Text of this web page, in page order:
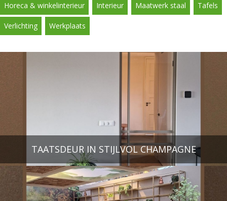
Horeca & winkelinterieur Interieur Maatwerk staal Tafels
Verlichting Werkplaats
TAATSDEUR IN STIJLVOL CHAMPAGNE